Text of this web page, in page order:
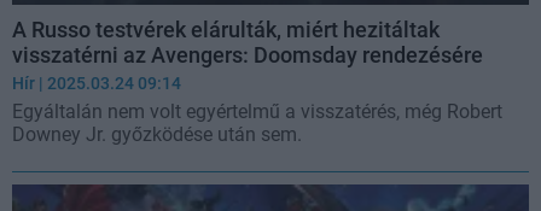
A Russo testvérek elárulták, miért hezitáltak
visszatérni az Avengers: Doomsday rendezésére
Hír | 2025.03.24 09:14
Egyáltalán nem volt egyértelmű a visszatérés, még Robert
Downey Jr. győzködése után sem.